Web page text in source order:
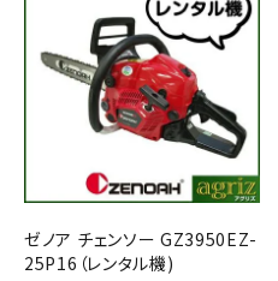
ゼノア チェンソー GZ3950EZ-
25P16（レンタル機)